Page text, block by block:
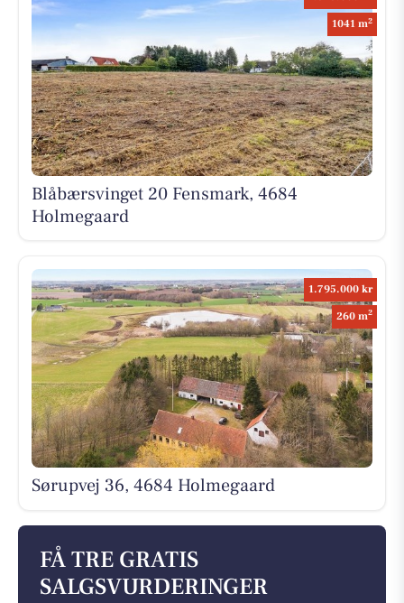
1041 m2
Blåbærsvinget 20 Fensmark, 4684
Holmegaard
1.795.000 kr
260 m2
Sørupvej 36, 4684 Holmegaard
FÅ TRE GRATIS
SALGSVURDERINGER